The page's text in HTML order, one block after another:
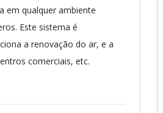
em qualquer ambiente
Este sistema é
a renovação do ar, e a
comerciais, etc.